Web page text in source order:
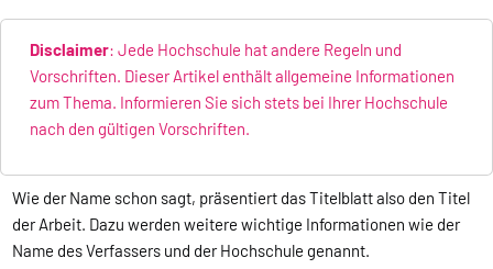
Disclaimer: Jede Hochschule hat andere Regeln und
Vorschriften. Dieser Artikel enthält allgemeine Informationen
zum Thema. Informieren Sie sich stets bei Ihrer Hochschule
nach den gültigen Vorschriften.
Wie der Name schon sagt, präsentiert das Titelblatt also den Titel
der Arbeit. Dazu werden weitere wichtige Informationen wie der
Name des Verfassers und der Hochschule genannt.